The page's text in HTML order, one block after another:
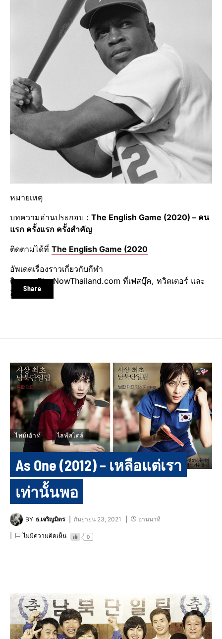
Share
หมายเหตุ
บทความอ่านประกอบ : The English Game (2020) – คน
แรก ครั้งแรก ครั้งสำคัญ
ติดตามได้ที่ The English Game (2020
อัพเดตเรื่องราวเกี่ยวกับกีฬา
ติดตามPlayNowThailand.com ที่เฟสบุ๊ค, ทวิตเตอร์ และ
อินสตาแกรม
ไทม์เอ้าท์ ไลฟ์สไตล์
As One (2012) – เหลือแต่เรา
เท่านั้นพอ
BY ธ.เจริญมิตร กันยายน 23, 2021 อ่านนาที
ไม่มีความคิดเห็น 0